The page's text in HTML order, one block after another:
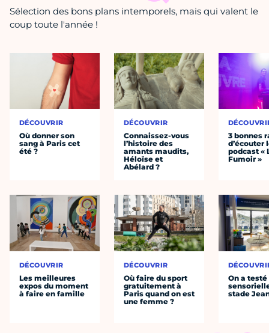
Sélection des bons plans intemporels, mais qui valent le
coup toute l'année !
DÉCOUVRIR
Où donner son
sang à Paris cet
été ?
DÉCOUVRIR
Les meilleures
expos du moment
à faire en famille
DÉCOUVRIR
Connaissez-vous
l’histoire des
amants maudits,
Héloïse et
Abélard ?
DÉCOUVRIR
Où faire du sport
gratuitement à
Paris quand on est
une femme ?
3 bonnes
d’écouter
podcast «
Fumoir »
On a
stade